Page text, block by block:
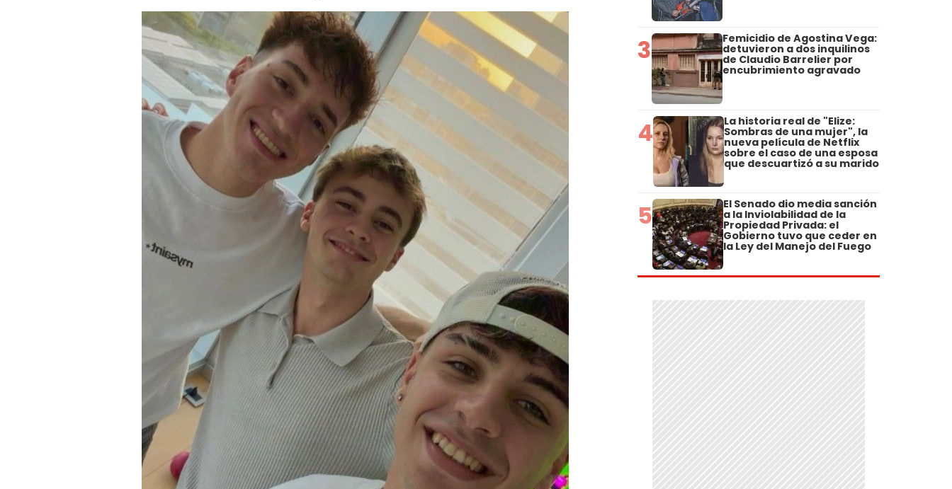
3 Femicidio de Agostina Vega:
detuvieron a dos inquilinos
de Claudio Barrelier por
encubrimiento agravado
4 La historia real de "Elize:
Sombras de una mujer", la
nueva película de Netflix
sobre el caso de una esposa
que descuartizó a su marido
5 El Senado dio media sanción
a la Inviolabilidad de la
Propiedad Privada: el
Gobierno tuvo que ceder en
la Ley del Manejo del Fuego